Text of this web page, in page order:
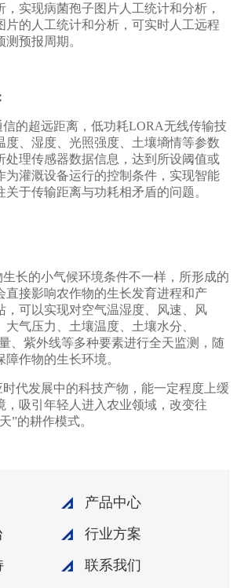
，实现病菌孢子图片人工统计和分析，
片的人工统计和分析，可实时人工远程
预报周期。
的超远距离，低功耗LORA无线传输技
度、湿度、光照强度、土壤墒情等参数
处理传感器数据信息，达到所设阈值或
为灌溉设备运行的控制条件，实现智能
于传输距离与功耗相矛盾的问题。
长的小气候环境条件不一样，所形成的
直接影响农作物的生长发育进程和产
，可以实现对空气温湿度、风速、风
气压力、土壤温度、土壤水分、
、紫外线等多种要素进行全天监测，随
作物的生长环境。
代发展中的科技产物，能一定程度上缓
，吸引年轻人进入农业领域，改变往
”的耕作模式。
产品中心
行业方案
联系我们